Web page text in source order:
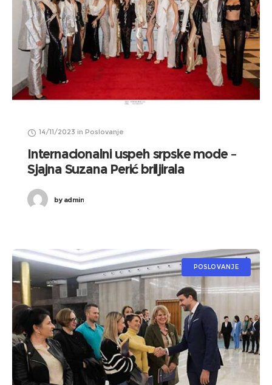
14/11/2023 in Poslovanje
Internacionalni uspeh srpske mode –
Sjajna Suzana Perić briljirala
byadmin
POSLOVANJE